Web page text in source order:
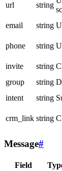
url
string
email
string
phone
string
invite
string
group
string
intent
string
crm_link string
Message#
Field